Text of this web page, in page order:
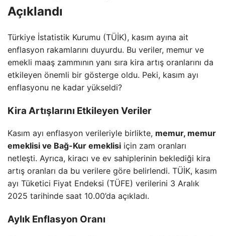
Açıklandı
Türkiye İstatistik Kurumu (TÜİK), kasım ayına ait
enflasyon rakamlarını duyurdu. Bu veriler, memur ve
emekli maaş zammının yanı sıra kira artış oranlarını da
etkileyen önemli bir gösterge oldu. Peki, kasım ayı
enflasyonu ne kadar yükseldi?
Kira Artışlarını Etkileyen Veriler
Kasım ayı enflasyon verileriyle birlikte, memur, memur
emeklisi ve Bağ-Kur emeklisi için zam oranları
netleşti. Ayrıca, kiracı ve ev sahiplerinin beklediği kira
artış oranları da bu verilere göre belirlendi. TÜİK, kasım
ayı Tüketici Fiyat Endeksi (TÜFE) verilerini 3 Aralık
2025 tarihinde saat 10.00’da açıkladı.
Aylık Enflasyon Oranı